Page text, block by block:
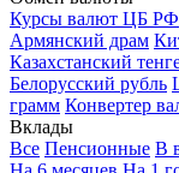
Курсы валют ЦБ РФ
Армянский драм
Казахстанский
Белорусский рубль
грамм Конвертер
Вклады
Все Пенсионные В